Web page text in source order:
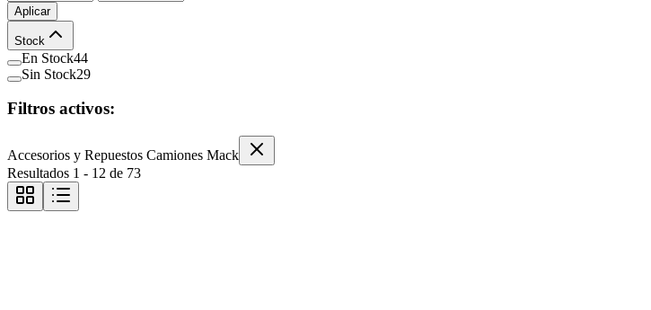
Aplicar
Stock
En Stock44
Sin Stock29
Filtros activos:
Accesorios y Repuestos Camiones Mack
Resultados 1 - 12 de 73